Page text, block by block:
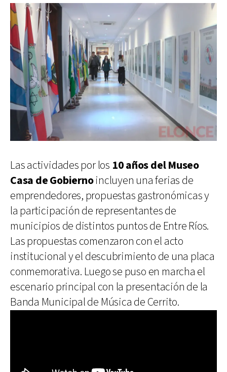
Las actividades por los 10 años del Museo
Casa de Gobiernoincluyen una ferias de
emprendedores, propuestas gastronómicas y
la participación de representantes de
municipios de distintos puntos de Entre Ríos.
Las propuestas comenzaron con el acto
institucional y el descubrimiento de una placa
conmemorativa. Luego se puso en marcha el
escenario principal con la presentación de la
Banda Municipal de Música de Cerrito.